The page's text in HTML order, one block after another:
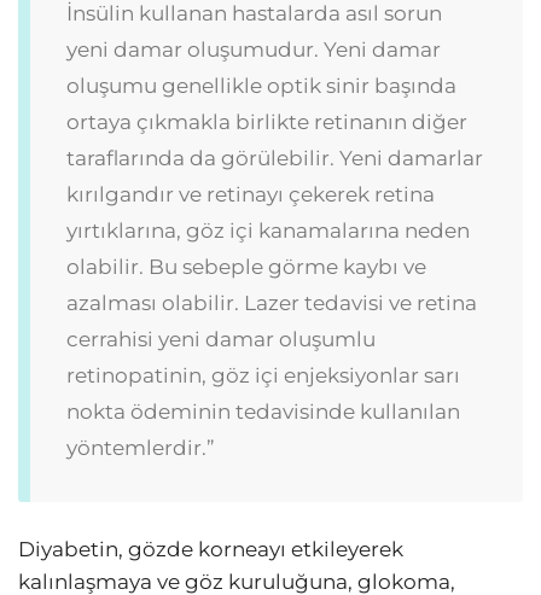
İnsülin kullanan hastalarda asıl sorun
yeni damar oluşumudur. Yeni damar
oluşumu genellikle optik sinir başında
ortaya çıkmakla birlikte retinanın diğer
taraflarında da görülebilir. Yeni damarlar
kırılgandır ve retinayı çekerek retina
yırtıklarına, göz içi kanamalarına neden
olabilir. Bu sebeple görme kaybı ve
azalması olabilir. Lazer tedavisi ve retina
cerrahisi yeni damar oluşumlu
retinopatinin, göz içi enjeksiyonlar sarı
nokta ödeminin tedavisinde kullanılan
yöntemlerdir.”
Diyabetin, gözde korneayı etkileyerek
kalınlaşmaya ve göz kuruluğuna, glokoma,